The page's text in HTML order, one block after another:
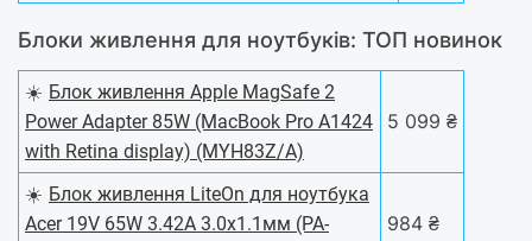
Блоки живлення для ноутбуків: ТОП новинок
☀️ Блок живлення Apple MagSafe 2
Power Adapter 85W (MacBook Pro A1424
with Retina display) (MYH83Z/A)
5 099 ₴
☀️ Блок живлення LiteOn для ноутбука
Acer 19V 65W 3.42A 3.0х1.1мм (PA-
984 ₴